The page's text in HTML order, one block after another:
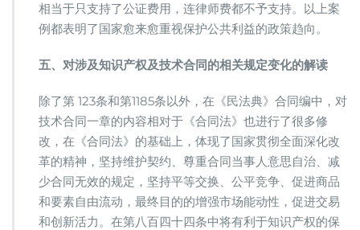
相当于只支持了公证费用，连律师费都不予支持。以上案
例都表明了国家愈来愈重视保护公共利益的政策趋向。
五、对涉及知识产权及技术合同的相关规定变化的解读
除了第 123条和第1185条以外，在《民法典》合同编中，对
技术合同一章的内容相对于《合同法》也进行了很多修
改，在《合同法》的基础上，体现了国家贯彻全面深化改
革的精神，坚持维护契约、尊重合同当事人意思自治、减
少合同无效的规定，坚持平等交换、公平竞争、促进商品
和要素自由流动，最终目的的增强市场能动性，促进交易
和创新活力。在第八百四十四条中将有利于知识产权的保